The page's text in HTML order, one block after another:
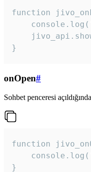
function
}
onOpen#
Sohbet penceresi açıldığında
function
}